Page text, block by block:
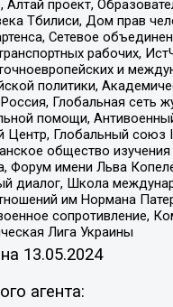
проект,
Тбилиси, Дом прав
Сетевое
рабочих,
и
политики,
Глобальная сеть
помощи,
Глобальный союз
общество
имени Льва
диалог, Школа
им Нормана
сопротивление,
Лига Украины
13.05.2024
агента: